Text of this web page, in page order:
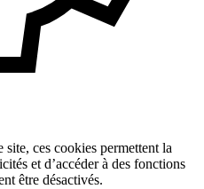
site, ces cookies permettent la
et d’accéder à des fonctions
être désactivés.